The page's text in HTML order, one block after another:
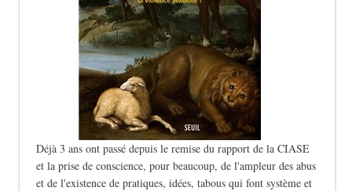
Déjà 3 ans ont passé depuis le remise du rapport de la CIASE
et la prise de conscience, pour beaucoup, de l'ampleur des abus
et de l'existence de pratiques, idées, tabous qui font système et